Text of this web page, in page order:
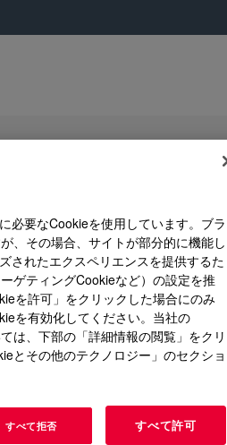
必要なCookieを使用しています。ブラ
、その場合、サイトが部分的に機能し
されたエクスペリエンスを提供するた
ゲティングCookieなど）の設定を推
を許可」をクリックした場合にのみ
を有効化してください。当社の
は、下部の「詳細情報の閲覧」をクリ
とその他のテクノロジー」のセクショ
すべて拒否 すべて許可